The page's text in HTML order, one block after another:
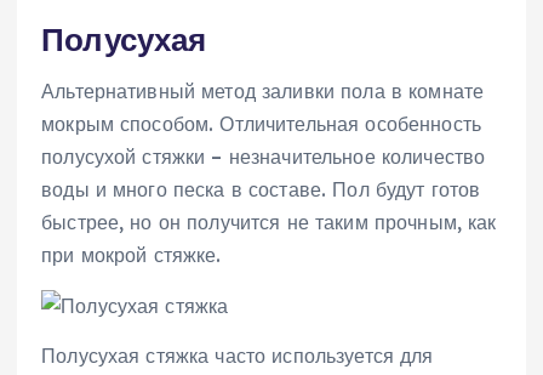
Полусухая
Альтернативный метод заливки пола в комнате
мокрым способом. Отличительная особенность
полусухой стяжки – незначительное количество
воды и много песка в составе. Пол будут готов
быстрее, но он получится не таким прочным, как
при мокрой стяжке.
Полусухая стяжка часто используется для